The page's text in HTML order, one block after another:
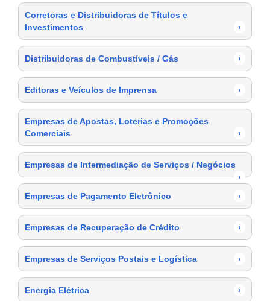
Corretoras e Distribuidoras de Títulos e
Investimentos
›
Distribuidoras de Combustíveis / Gás ›
Editoras e Veículos de Imprensa ›
Empresas de Apostas, Loterias e Promoções
Comerciais
›
Empresas de Intermediação de Serviços / Negócios
›
Empresas de Pagamento Eletrônico
›
Empresas de Recuperação de Crédito ›
Empresas de Serviços Postais e Logística ›
Energia Elétrica ›